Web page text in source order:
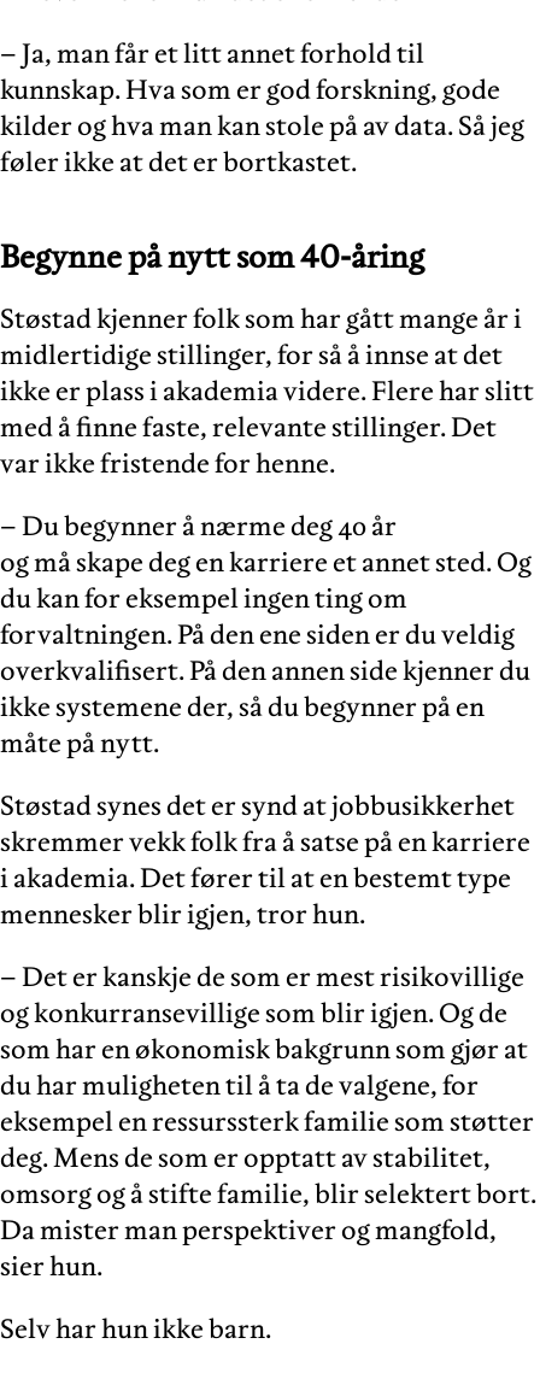
– Ja, man får et litt annet forhold til
kunnskap. Hva som er god forskning, gode
kilder og hva man kan stole på av data. Så jeg
føler ikke at det er bortkastet.
Begynne på nytt som 40-åring
Støstad kjenner folk som har gått mange år i
midlertidige stillinger, for så å innse at det
ikke er plass i akademia videre. Flere har slitt
med å finne faste, relevante stillinger. Det
var ikke fristende for henne.
– Du begynner å nærme deg 40 år
og må skape deg en karriere et annet sted. Og
du kan for eksempel ingen ting om
forvaltningen. På den ene siden er du veldig
overkvalifisert. På den annen side kjenner du
ikke systemene der, så du begynner på en
måte på nytt.
Støstad synes det er synd at jobbusikkerhet
skremmer vekk folk fra å satse på en karriere
i akademia. Det fører til at en bestemt type
mennesker blir igjen, tror hun.
– Det er kanskje de som er mest risikovillige
og konkurransevillige som blir igjen. Og de
som har en økonomisk bakgrunn som gjør at
du har muligheten til å ta de valgene, for
eksempel en ressurssterk familie som støtter
deg. Mens de som er opptatt av stabilitet,
omsorg og å stifte familie, blir selektert bort.
Da mister man perspektiver og mangfold,
sier hun.
Selv har hun ikke barn.